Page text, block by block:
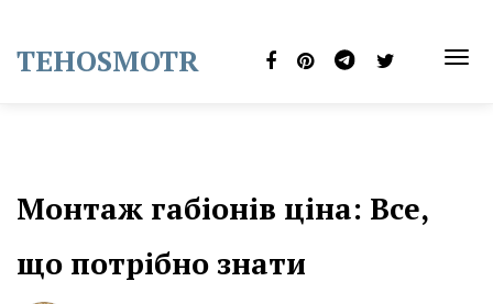
content
TEHOSMOTR
Монтаж габіонів ціна: Все,
що потрібно знати